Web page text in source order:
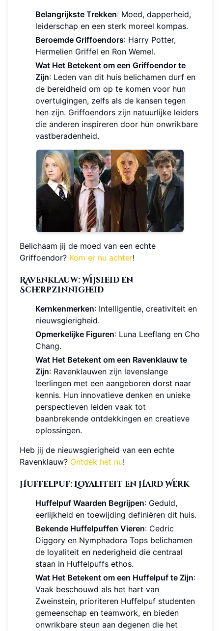
Belangrijkste Trekken: Moed, dapperheid,
leiderschap en een sterk moreel kompas.
Beroemde Griffoendors: Harry Potter,
Hermelien Griffel en Ron Wemel.
Wat Het Betekent om een Griffoendor te
Zijn: Leden van dit huis belichamen durf en
de bereidheid om op te komen voor hun
overtuigingen, zelfs als de kansen tegen
hen zijn. Griffoendors zijn natuurlijke leiders
die anderen inspireren door hun onwrikbare
vastberadenheid.
Belichaam jij de moed van een echte
Griffoendor? Kom er nu achter!
Ravenklauw: Wijsheid en
Scherpzinnigheid
Kernkenmerken: Intelligentie, creativiteit en
nieuwsgierigheid.
Opmerkelijke Figuren: Luna Leeflang en Cho
Chang.
Wat Het Betekent om een Ravenklauw te
Zijn: Ravenklauwen zijn levenslange
leerlingen met een aangeboren dorst naar
kennis. Hun innovatieve denken en unieke
perspectieven leiden vaak tot
baanbrekende ontdekkingen en creatieve
oplossingen.
Heb jij de nieuwsgierigheid van een echte
Ravenklauw? Ontdek het nu!
Huffelpuf: Loyaliteit en Hard Werk
Huffelpuf Waarden Begrijpen: Geduld,
eerlijkheid en toewijding definiëren dit huis.
Bekende Huffelpuffen Vieren: Cedric
Diggory en Nymphadora Tops belichamen
de loyaliteit en nederigheid die centraal
staan in Huffelpuffs ethos.
Wat Het Betekent om een Huffelpuf te Zijn:
Vaak beschouwd als het hart van
Zweinstein, prioriteren Huffelpuf studenten
gemeenschap en teamwork, en bieden
onwrikbare steun aan degenen die het